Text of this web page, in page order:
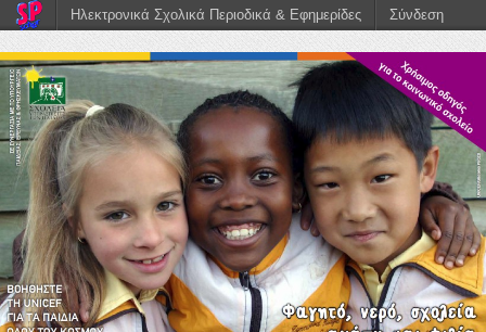
Ηλεκτρονικά Σχολικά Περιοδικά & Εφημερίδες Σύνδεση